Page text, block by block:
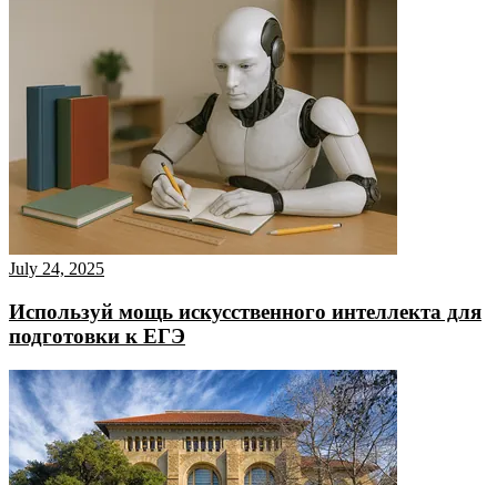
July 24, 2025
Используй мощь искусственного интеллекта для
подготовки к ЕГЭ